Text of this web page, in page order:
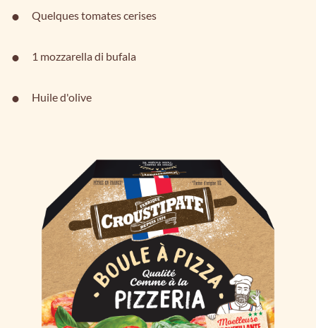
Quelques tomates cerises
1 mozzarella di bufala
Huile d'olive